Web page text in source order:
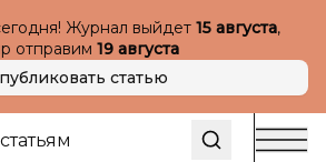
Журнал выйдет 15 августа,
отправим 19 августа
статью